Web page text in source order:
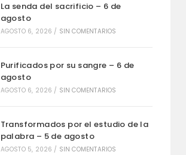
La senda del sacrificio – 6 de
agosto
AGOSTO 6, 2026 / SIN COMENTARIOS
Purificados por su sangre – 6 de
agosto
AGOSTO 6, 2026 / SIN COMENTARIOS
Transformados por el estudio de la
palabra – 5 de agosto
AGOSTO 5, 2026 / SIN COMENTARIOS